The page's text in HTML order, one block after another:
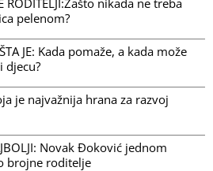
pelenom?
JE: Kada pomaže, a kada može
djecu?
je najvažnija hrana za razvoj
Novak Đoković jednom
brojne roditelje